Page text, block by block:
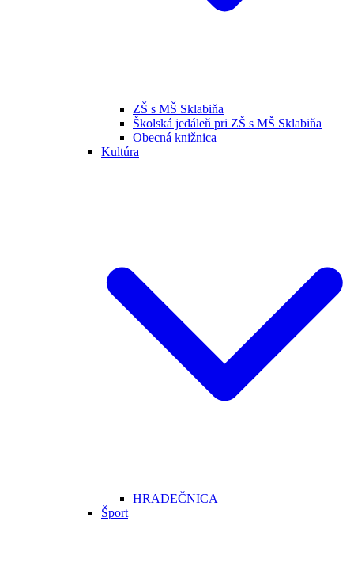
ZŠ s MŠ Sklabiňa
Školská jedáleň pri ZŠ s MŠ Sklabiňa
Obecná knižnica
Kultúra
HRADEČNICA
Šport